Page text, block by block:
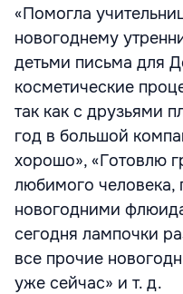
«Помогла
новогоднему
детьми письма для
косметические
так как с друзьями
год в большой
хорошо», «Готовлю
любимого человека,
новогодними
сегодня лампочки
все прочие
уже сейчас» и т. д.